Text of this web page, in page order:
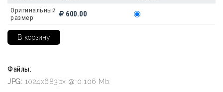
Оригинальный
размер
600.00
Файлы:
JPG: 1024x683px @ 0.106 Mb.